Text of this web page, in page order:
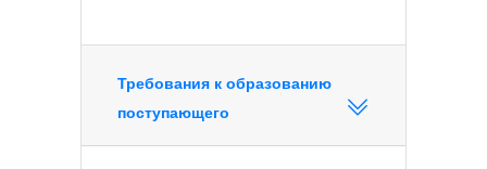
Требования к образованию
поступающего